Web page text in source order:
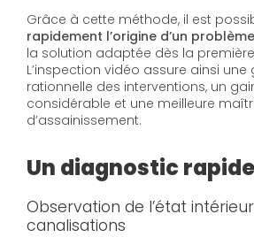
Grâce à cette méthode, il est
rapidement l’origine d’un problème
la solution adaptée dès la
L’inspection vidéo assure ainsi une
rationnelle des interventions, un
considérable et une meilleure
d’assainissement.
Un diagnostic
Observation de l’état
canalisations